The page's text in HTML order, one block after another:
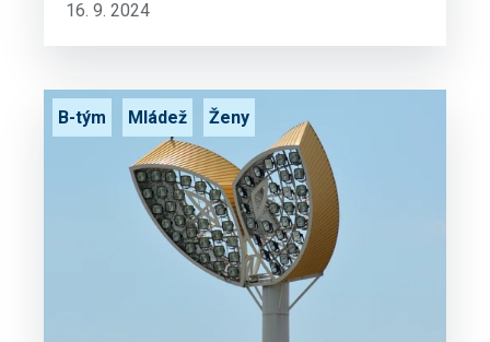
16. 9. 2024
B-tým Mládež Ženy